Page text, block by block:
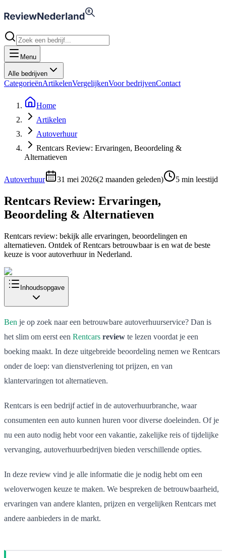
Menu
Alle bedrijven
CategorieënArtikelenVergelijkenVoor bedrijvenContact
Home
Artikelen
Autoverhuur
Rentcars Review: Ervaringen, Beoordeling &
Alternatieven
Autoverhuur 31 mei 2026(2 maanden geleden) 5 min leestijd
Rentcars Review: Ervaringen,
Beoordeling & Alternatieven
Rentcars review: bekijk alle ervaringen, beoordelingen en
alternatieven. Ontdek of Rentcars betrouwbaar is en wat de beste
keuze is voor autoverhuur in Nederland.
Inhoudsopgave
Ben je op zoek naar een betrouwbare autoverhuurservice? Dan is
het slim om eerst een Rentcars review te lezen voordat je een
boeking maakt. In deze uitgebreide beoordeling nemen we Rentcars
onder de loep: van dienstverlening tot prijzen, en van
klantervaringen tot alternatieven.
Rentcars is een bedrijf actief in de autoverhuurbranche, waar
consumenten een auto kunnen huren voor diverse doeleinden. Of je
nu een auto nodig hebt voor een vakantie, zakelijke reis of tijdelijke
vervanging, autoverhuurbedrijven bieden verschillende opties.
In deze review vind je alle informatie die je nodig hebt om een
weloverwogen keuze te maken. We bespreken de betrouwbaarheid,
ervaringen van andere klanten, prijzen en vergelijken Rentcars met
andere aanbieders in de markt.